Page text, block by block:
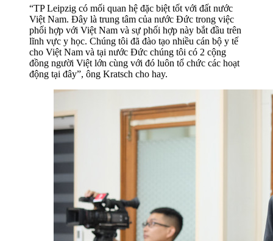
“TP Leipzig có mối quan hệ đặc biệt tốt với đất nước
Việt Nam. Đây là trung tâm của nước Đức trong việc
phối hợp với Việt Nam và sự phối hợp này bắt đầu trên
lĩnh vực y học. Chúng tôi đã đào tạo nhiều cán bộ y tế
cho Việt Nam và tại nước Đức chúng tôi có 2 cộng
đồng người Việt lớn cùng với đó luôn tổ chức các hoạt
động tại đây”, ông Kratsch cho hay.